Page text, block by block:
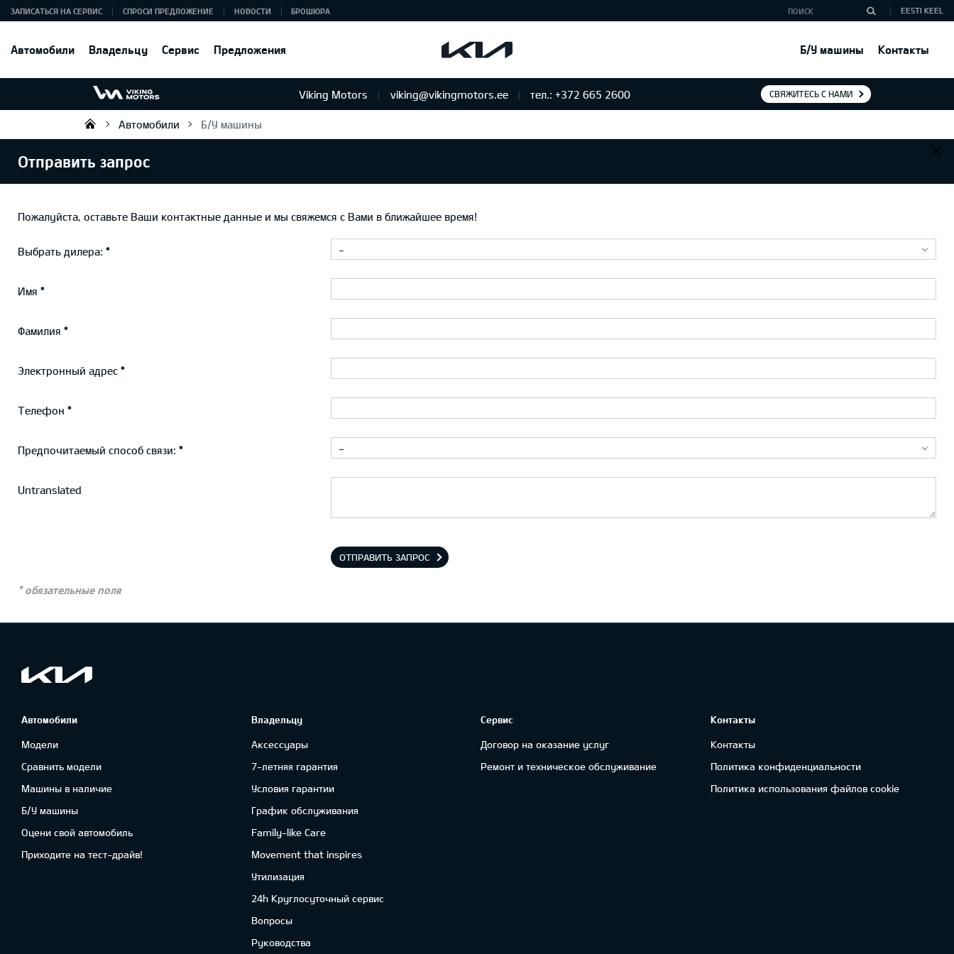
Автомобили Владельцу Сервис Предложения Б/У машины Контакты
ЗАПИСАТЬСЯ НА СЕРВИС СПРОСИ ПРЕДЛОЖЕНИЕ НОВОСТИ БРОШЮРА EESTI KEEL
Viking Motors viking@vikingmotors.ee тел.: +372 665 2600 СВЯЖИТЕСЬ С НАМИ
Viking Motors - Kia продажа, обслуживание и ремонт
Автомобили Б/У машины
Отправить запрос
Пожалуйста, оставьте Ваши контактные данные и мы свяжемся с Вами в ближайшее время!
Выбрать дилера: -
Имя
Фамилия
Электронный адрес
Телефон
Предпочитаемый способ связи: -
Untranslated
ОТПРАВИТЬ ЗАПРОС
* обязательные поля
Автомобили
Модели
Сравнить модели
Машины в наличие
Б/У машины
Оцени свой автомобиль
Приходите на тест-драйв!
Владельцу
Аксессуары
7-летняя гарантия
Условия гарантии
График обслуживания
Family-like Care
Movement that inspires
Утилизация
24h Круглосуточный сервис
Вопросы
Руководства
Сервис
Договор на оказание услуг
Ремонт и техническое обслуживание
Контакты
Контакты
Политика конфиденциальности
Политика использования файлов cookie